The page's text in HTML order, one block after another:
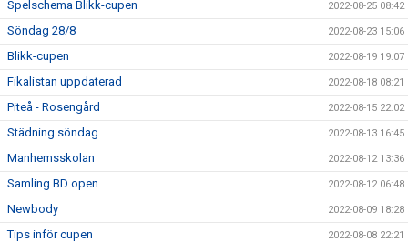
Spelschema Blikk-cupen 2022-08-25 08:42
Söndag 28/8 2022-08-23 15:06
Blikk-cupen 2022-08-19 19:07
Fikalistan uppdaterad 2022-08-18 08:21
Piteå - Rosengård 2022-08-15 22:02
Städning söndag 2022-08-13 16:45
Manhemsskolan 2022-08-12 13:36
Samling BD open 2022-08-12 06:48
Newbody 2022-08-09 18:28
Tips inför cupen 2022-08-08 22:21